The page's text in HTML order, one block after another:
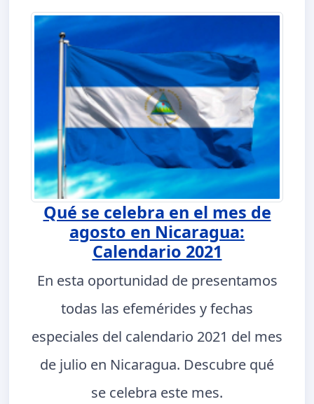
Qué se celebra en el mes de
agosto en Nicaragua:
Calendario 2021
En esta oportunidad de presentamos
todas las efemérides y fechas
especiales del calendario 2021 del mes
de julio en Nicaragua. Descubre qué
se celebra este mes.